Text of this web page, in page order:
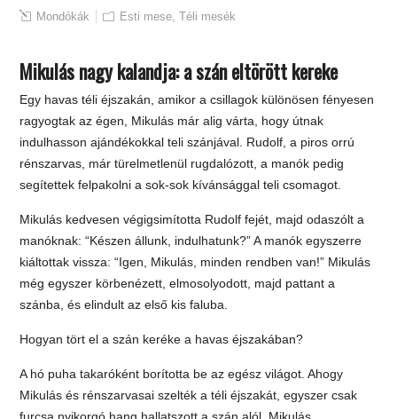
Mondókák Esti mese ,Téli mesék
Mikulás nagy kalandja: a szán eltörött kereke
Egy havas téli éjszakán, amikor a csillagok különösen fényesen
ragyogtak az égen, Mikulás már alig várta, hogy útnak
indulhasson ajándékokkal teli szánjával. Rudolf, a piros orrú
rénszarvas, már türelmetlenül rugdalózott, a manók pedig
segítettek felpakolni a sok-sok kívánsággal teli csomagot.
Mikulás kedvesen végigsimította Rudolf fejét, majd odaszólt a
manóknak: “Készen állunk, indulhatunk?” A manók egyszerre
kiáltottak vissza: “Igen, Mikulás, minden rendben van!” Mikulás
még egyszer körbenézett, elmosolyodott, majd pattant a
szánba, és elindult az első kis faluba.
Hogyan tört el a szán keréke a havas éjszakában?
A hó puha takaróként borította be az egész világot. Ahogy
Mikulás és rénszarvasai szelték a téli éjszakát, egyszer csak
furcsa nyikorgó hang hallatszott a szán alól. Mikulás